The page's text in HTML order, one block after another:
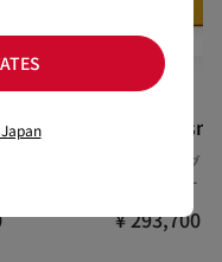
Bettina
トートバッグ -
ー - イエロー
¥ 293,700